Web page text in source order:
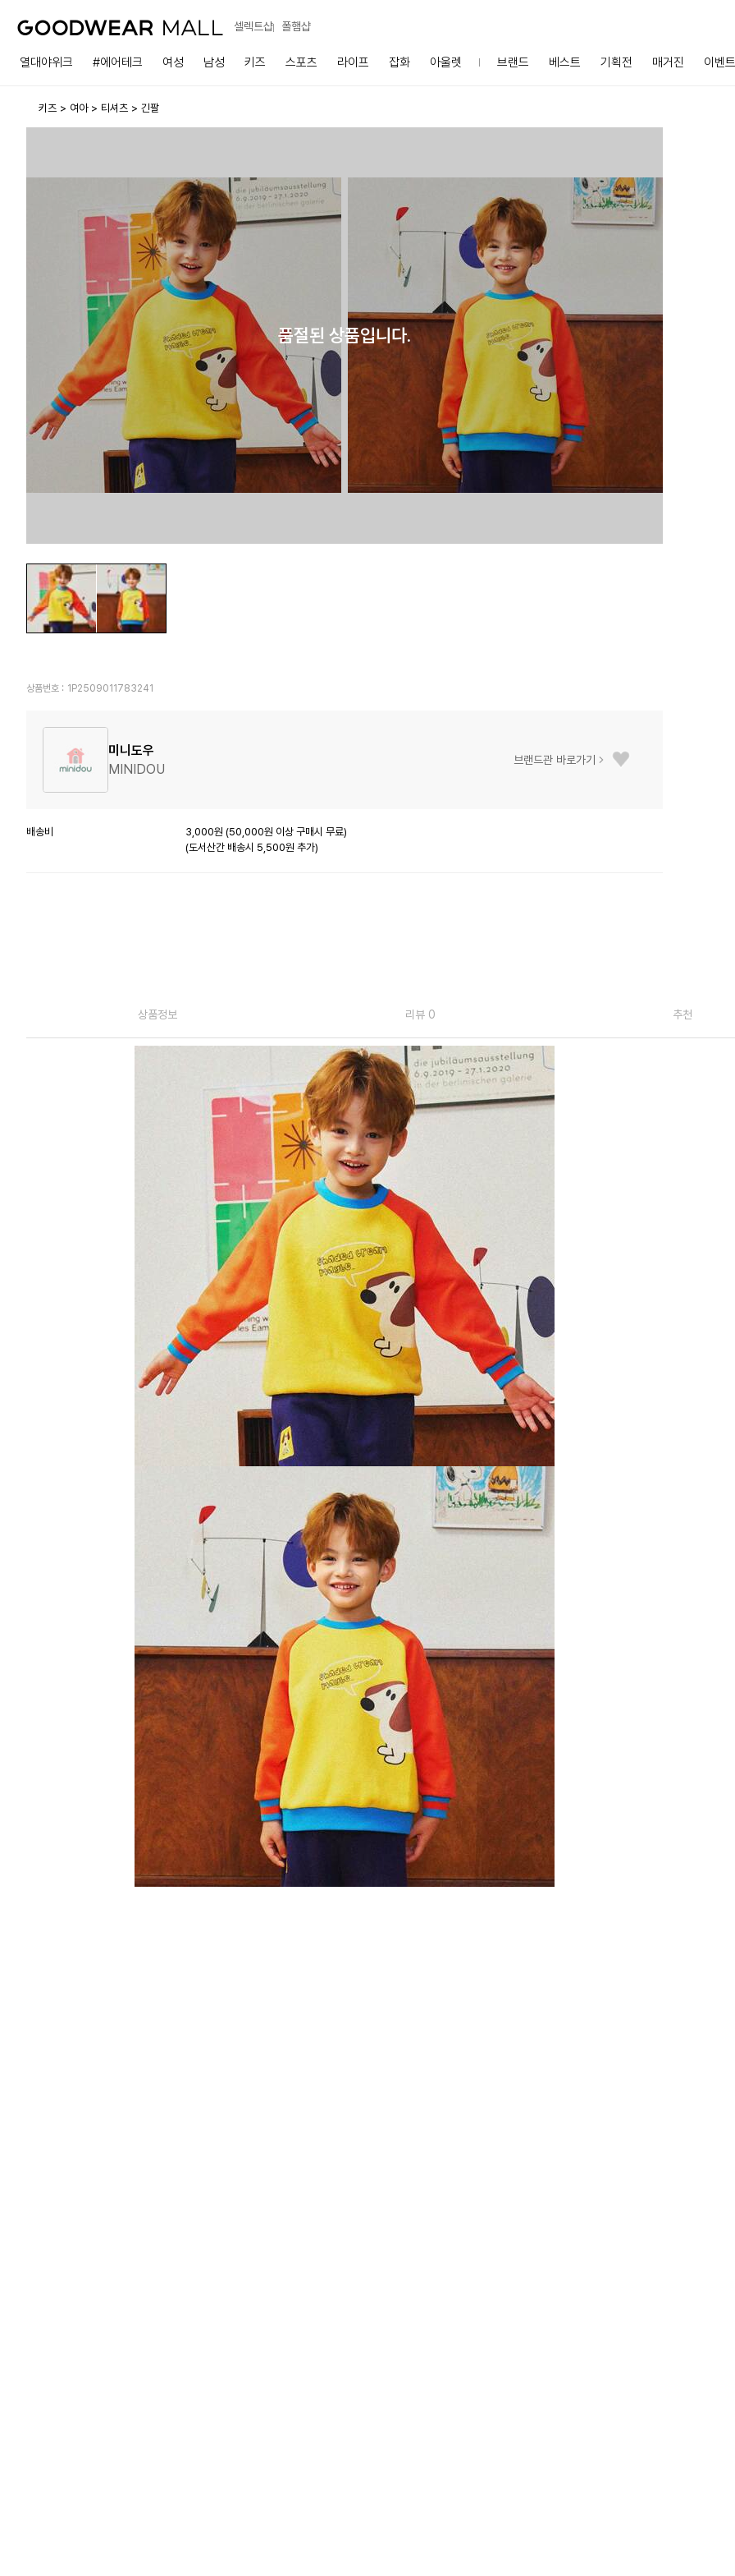
셀렉트샵 폴햄샵
열대야위크 #에어테크 여성 남성 키즈 스포츠 라이프 잡화 아울렛 브랜드 베스트 기획전 매거진 이벤트
키즈 여아 티셔츠 긴팔
품절된 상품입니다.
상품번호 : 1P2509011783241
미니도우
MINIDOU
브랜드관 바로가기
배송비
3,000원 (50,000원 이상 구매시 무료)
(도서산간 배송시 5,500원 추가)
상품정보 리뷰 0 추천